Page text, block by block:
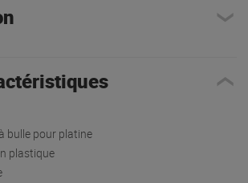
bulle pour platine
plastique